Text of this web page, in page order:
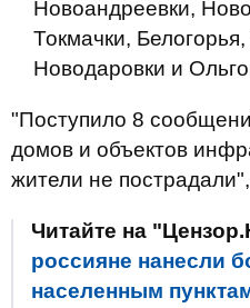
Новоандреевки,
Токмачки,
Новодаровки и
"Поступило 8
домов и объектов
жители не
Читайте на
россияне нанесли
населенным